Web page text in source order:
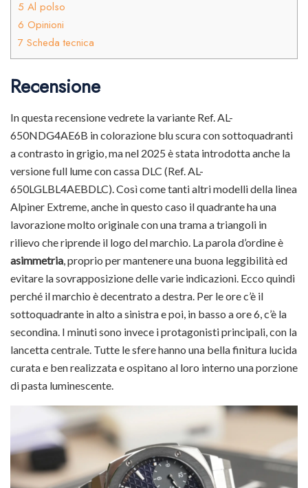
5 Al polso
6 Opinioni
7 Scheda tecnica
Recensione
In questa recensione vedrete la variante Ref. AL-
650NDG4AE6B in colorazione blu scura con sottoquadranti
a contrasto in grigio, ma nel 2025 è stata introdotta anche la
versione full lume con cassa DLC (Ref. AL-
650LGLBL4AEBDLC). Così come tanti altri modelli della linea
Alpiner Extreme, anche in questo caso il quadrante ha una
lavorazione molto originale con una trama a triangoli in
rilievo che riprende il logo del marchio. La parola d’ordine è
asimmetria, proprio per mantenere una buona leggibilità ed
evitare la sovrapposizione delle varie indicazioni. Ecco quindi
perché il marchio è decentrato a destra. Per le ore c’è il
sottoquadrante in alto a sinistra e poi, in basso a ore 6, c’è la
secondina. I minuti sono invece i protagonisti principali, con la
lancetta centrale. Tutte le sfere hanno una bella finitura lucida
curata e ben realizzata e ospitano al loro interno una porzione
di pasta luminescente.